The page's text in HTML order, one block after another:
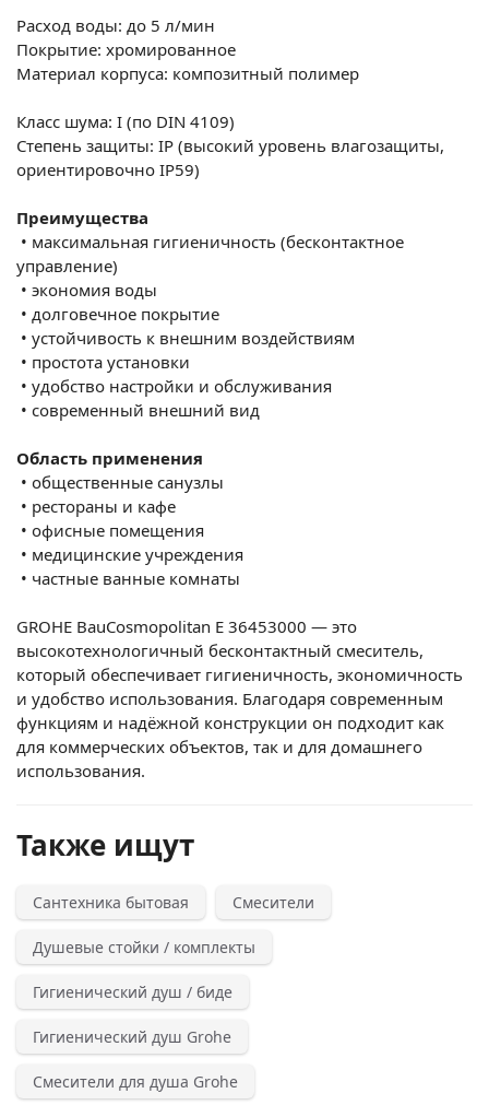
Расход воды: до 5 л/мин
Покрытие: хромированное
Материал корпуса: композитный полимер
Класс шума: I (по DIN 4109)
Степень защиты: IP (высокий уровень влагозащиты,
ориентировочно IP59)
Преимущества
• максимальная гигиеничность (бесконтактное
управление)
• экономия воды
• долговечное покрытие
• устойчивость к внешним воздействиям
• простота установки
• удобство настройки и обслуживания
• современный внешний вид
Область применения
• общественные санузлы
• рестораны и кафе
• офисные помещения
• медицинские учреждения
• частные ванные комнаты
GROHE BauCosmopolitan E 36453000 — это
высокотехнологичный бесконтактный смеситель,
который обеспечивает гигиеничность, экономичность
и удобство использования. Благодаря современным
функциям и надёжной конструкции он подходит как
для коммерческих объектов, так и для домашнего
использования.
Также ищут
Сантехника бытовая Смесители
Душевые стойки / комплекты
Гигиенический душ / биде
Гигиенический душ Grohe
Смесители для душа Grohe